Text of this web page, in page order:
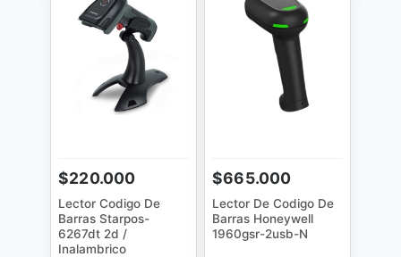
$220.000
Lector Codigo De
Barras Starpos-
6267dt 2d /
Inalambrico
$665.000
Lector De Codigo De
Barras Honeywell
1960gsr-2usb-N